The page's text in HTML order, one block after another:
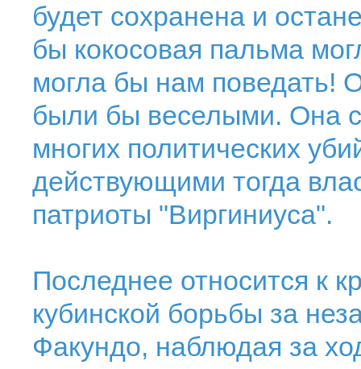
будет сохранена и
бы кокосовая пальма
могла бы нам поведать!
были бы веселыми. Она
многих политических
действующими тогда
патриоты "Виргиниуса".
Последнее относится к
кубинской борьбы за
Факундо, наблюдая за